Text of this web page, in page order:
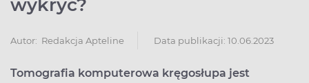
wykryć?
Autor: Redakcja Apteline Data publikacji: 10.06.2023
Tomografia komputerowa kręgosłupa jest